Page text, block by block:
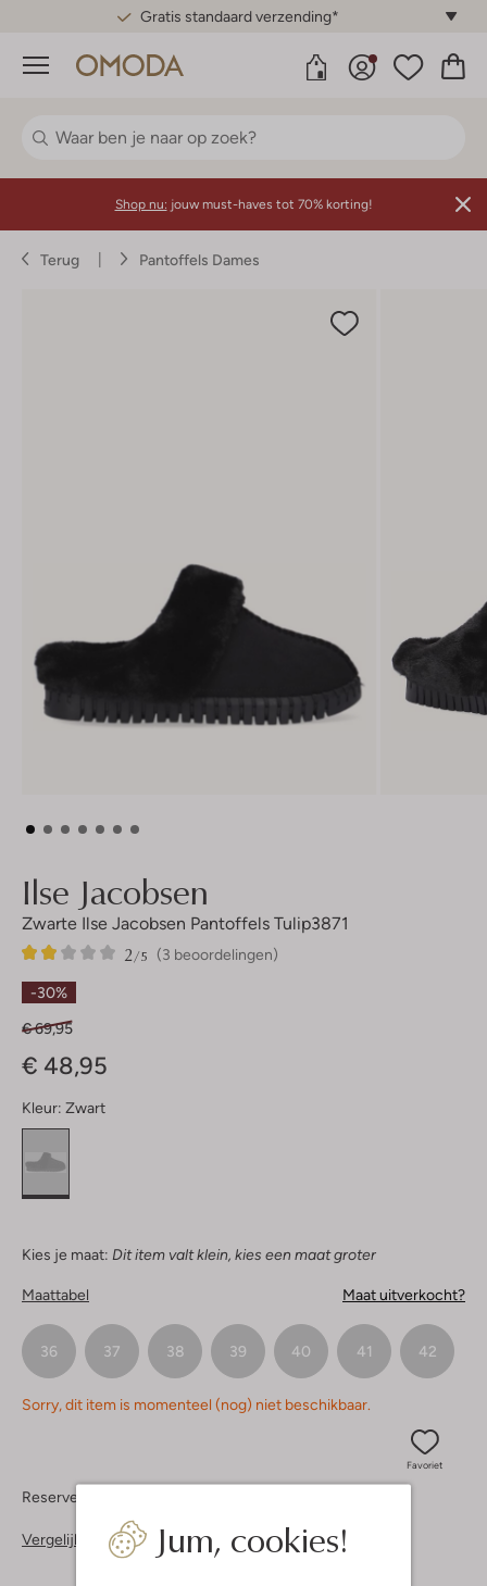
Gratis standaard verzending*
Menu
Jum, cookies!
Shop nu: jouw must-haves tot 70% korting!
Terug Pantoffels Dames
Ilse Jacobsen
Zwarte Ilse Jacobsen Pantoffels Tulip3871
(3 beoordelingen)
2/5
3
2
Sterren
-30%
€ 69,95
€ 48,95
Kleur: Zwart
Kies je maat: Dit item valt klein, kies een maat groter
Maattabel Maat uitverkocht?
36 37 38 39 40 41 42
Sorry, dit item is momenteel (nog) niet beschikbaar.
Favoriet
Reserveer direct in een van onze 37 boutiques
Vergelijkbare items